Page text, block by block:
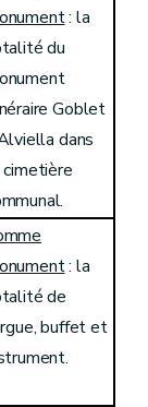
: la
du
Goblet
dans
: la
de
buffet et